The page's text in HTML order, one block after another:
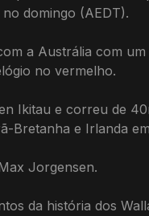
domingo (AEDT).
a Austrália com
no vermelho.
Ikitau e correu de
Bretanha e Irlanda
Jorgensen.
da história dos